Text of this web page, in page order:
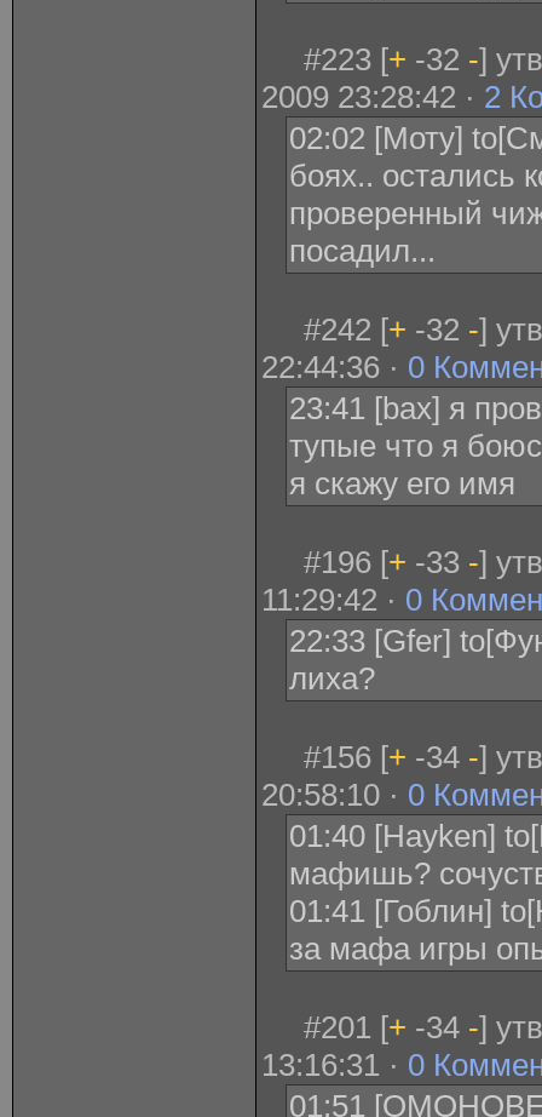
#223 [+ -32 -]
2009 23:28:42 · 2
02:02 [Моту]
боях.. остались
проверенный
посадил...
#242 [+ -32 -]
22:44:36 · 0
23:41 [bax] я
тупые что я
я скажу его имя
#196 [+ -33 -]
11:29:42 · 0
22:33 [Gfer]
лиха?
#156 [+ -34 -]
20:58:10 · 0
01:40 [Hayken]
мафишь?
01:41 [Гоблин]
за мафа игры
#201 [+ -34 -]
13:16:31 · 0
01:51